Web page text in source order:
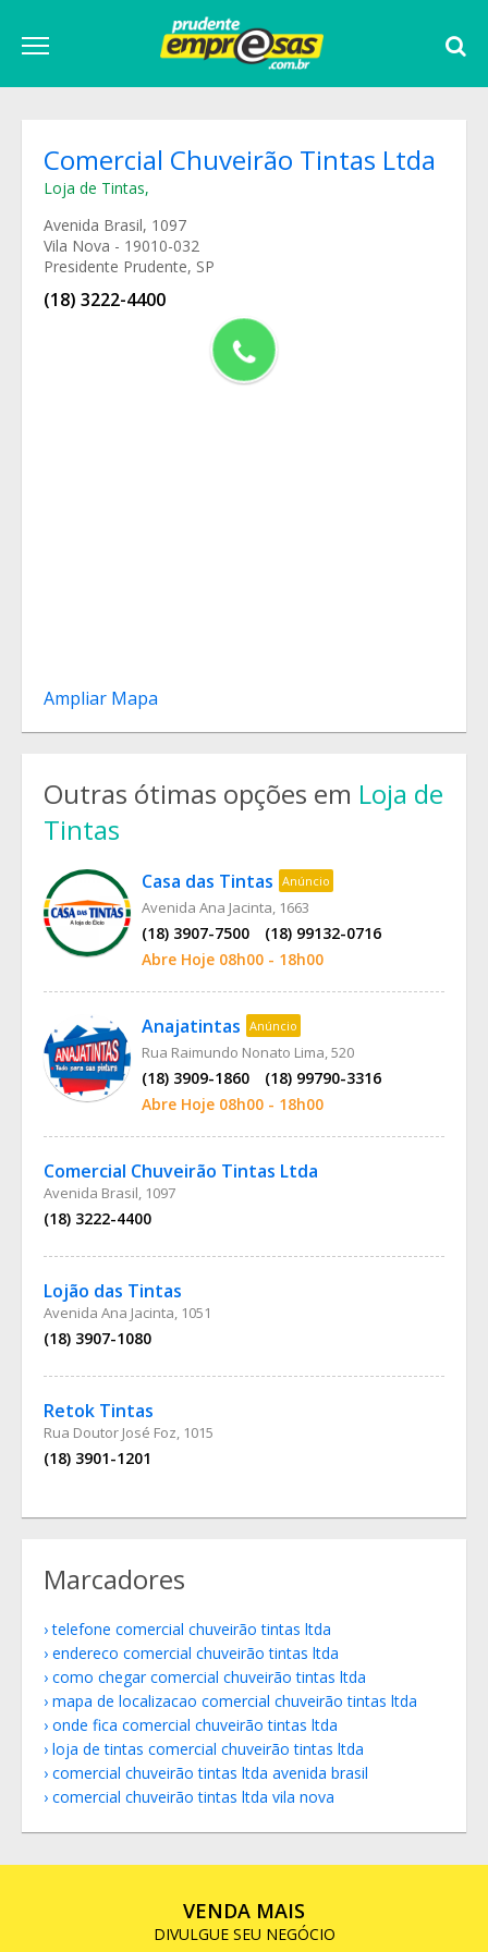
Comercial Chuveirão Tintas Ltda
Loja de Tintas,
Avenida Brasil, 1097
Vila Nova - 19010-032
Presidente Prudente, SP
(18) 3222-4400
Ampliar Mapa
Outras ótimas opções em Loja de
Tintas
Casa das Tintas Anúncio
Avenida Ana Jacinta, 1663
(18) 3907-7500
(18) 99132-0716
Abre Hoje 08h00 - 18h00
Anajatintas Anúncio
Rua Raimundo Nonato Lima, 520
(18) 3909-1860
(18) 99790-3316
Abre Hoje 08h00 - 18h00
Comercial Chuveirão Tintas Ltda
Avenida Brasil, 1097
(18) 3222-4400
Lojão das Tintas
Avenida Ana Jacinta, 1051
(18) 3907-1080
Retok Tintas
Rua Doutor José Foz, 1015
(18) 3901-1201
Marcadores
telefone comercial chuveirão tintas ltda
endereco comercial chuveirão tintas ltda
como chegar comercial chuveirão tintas ltda
mapa de localizacao comercial chuveirão tintas ltda
onde fica comercial chuveirão tintas ltda
loja de tintas comercial chuveirão tintas ltda
comercial chuveirão tintas ltda avenida brasil
comercial chuveirão tintas ltda vila nova
VENDA MAIS
DIVULGUE SEU NEGÓCIO